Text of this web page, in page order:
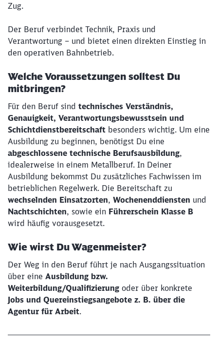
Zug.
Der Beruf verbindet Technik, Praxis und
Verantwortung – und bietet einen direkten Einstieg in
den operativen Bahnbetrieb.
Welche Voraussetzungen solltest Du
mitbringen?
Für den Beruf sind technisches Verständnis,
Genauigkeit, Verantwortungsbewusstsein und
Schichtdienstbereitschaft besonders wichtig. Um eine
Ausbildung zu beginnen, benötigst Du eine
abgeschlossene technische Berufsausbildung,
idealerweise in einem Metallberuf. In Deiner
Ausbildung bekommst Du zusätzliches Fachwissen im
betrieblichen Regelwerk. Die Bereitschaft zu
wechselnden Einsatzorten, Wochenenddiensten und
Nachtschichten, sowie ein Führerschein Klasse B
wird häufig vorausgesetzt.
Wie wirst Du Wagenmeister?
Der Weg in den Beruf führt je nach Ausgangssituation
über eine Ausbildung bzw.
Weiterbildung/Qualifizierung oder über konkrete
Jobs und Quereinstiegsangebote z. B. über die
Agentur für Arbeit.